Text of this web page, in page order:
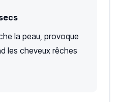
la peau, provoque
les cheveux rêches